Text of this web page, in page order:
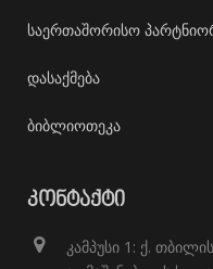
საერთაშორისო
დასაქმება
ბიბლიოთეკა
ᲙᲝᲜᲢᲐᲥᲢᲘ
კამპუსი 1: ქ.